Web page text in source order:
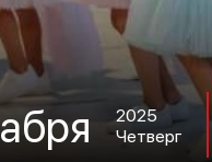
2025
Четверг